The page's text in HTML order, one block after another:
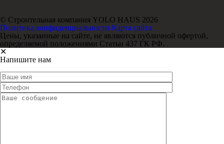
© Строительная компания YOLO HAUS 2026
Политика конфиденциальности Карта сайта
Цены, указанные на сайте, не являются публичной офертой,
определяемой положениями Статьи 437 ГК РФ.
✕
Напишите нам